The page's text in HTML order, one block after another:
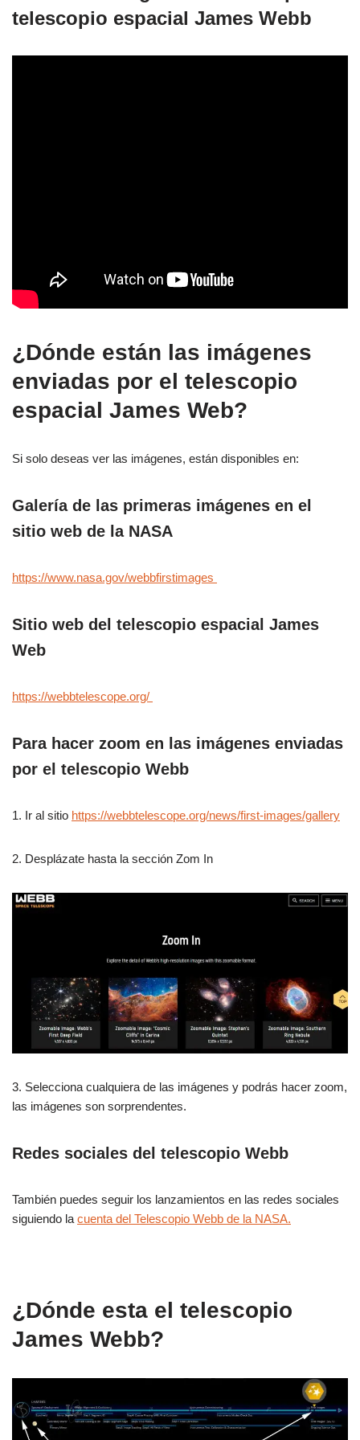
telescopio espacial James Webb
¿Dónde están las imágenes
enviadas por el telescopio
espacial James Web?
Si solo deseas ver las imágenes, están disponibles en:
Galería de las primeras imágenes en el
sitio web de la NASA
https://www.nasa.gov/webbfirstimages
Sitio web del telescopio espacial James
Web
https://webbtelescope.org/
Para hacer zoom en las imágenes enviadas
por el telescopio Webb
1. Ir al sitio https://webbtelescope.org/news/first-images/gallery
2. Desplázate hasta la sección Zom In
3. Selecciona cualquiera de las imágenes y podrás hacer zoom,
las imágenes son sorprendentes.
Redes sociales del telescopio Webb
También puedes seguir los lanzamientos en las redes sociales
siguiendo la cuenta del Telescopio Webb de la NASA.
¿Dónde esta el telescopio
James Webb?